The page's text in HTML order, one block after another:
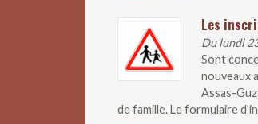
Les
Du lundi
Sont
nouveaux
Assas-
de famille. Le formulaire